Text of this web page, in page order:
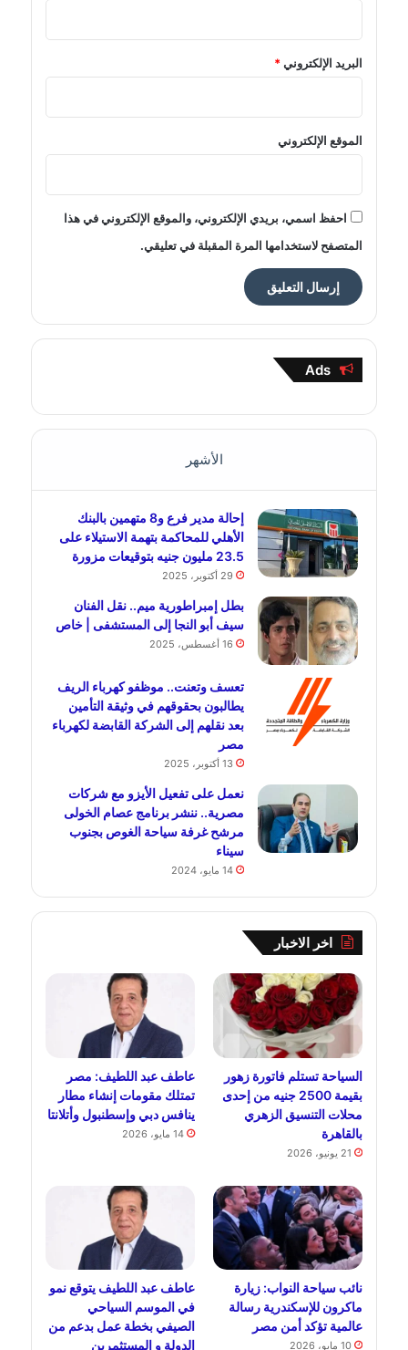
البريد الإلكتروني*
الموقع الإلكتروني
احفظ اسمي، بريدي الإلكتروني، والموقع الإلكتروني في هذا
المتصفح لاستخدامها المرة المقبلة في تعليقي.
Ads
الأشهر
إحالة مدير فرع و8 متهمين بالبنك
الأهلي للمحاكمة بتهمة الاستيلاء على
23.5 مليون جنيه بتوقيعات مزورة
29 أكتوبر، 2025
بطل إمبراطورية ميم.. نقل الفنان
سيف أبو النجا إلى المستشفى | خاص
16 أغسطس، 2025
تعسف وتعنت.. موظفو كهرباء الريف
يطالبون بحقوقهم في وثيقة التأمين
بعد نقلهم إلى الشركة القابضة لكهرباء
مصر
13 أكتوبر، 2025
نعمل على تفعيل الأيزو مع شركات
مصرية.. ننشر برنامج عصام الخولى
مرشح غرفة سياحة الغوص بجنوب
سيناء
14 مايو، 2024
اخر الاخبار
السياحة تستلم فاتورة زهور
بقيمة 2500 جنيه من إحدى
محلات التنسيق الزهري
بالقاهرة
21 يونيو، 2026
عاطف عبد اللطيف: مصر
تمتلك مقومات إنشاء مطار
ينافس دبي وإسطنبول وأتلانتا
14 مايو، 2026
نائب سياحة النواب: زيارة
ماكرون للإسكندرية رسالة
عالمية تؤكد أمن مصر
10 مايو، 2026
عاطف عبد اللطيف يتوقع نمو
في الموسم السياحي
الصيفي بخطة عمل بدعم من
الدولة و المستثمرين